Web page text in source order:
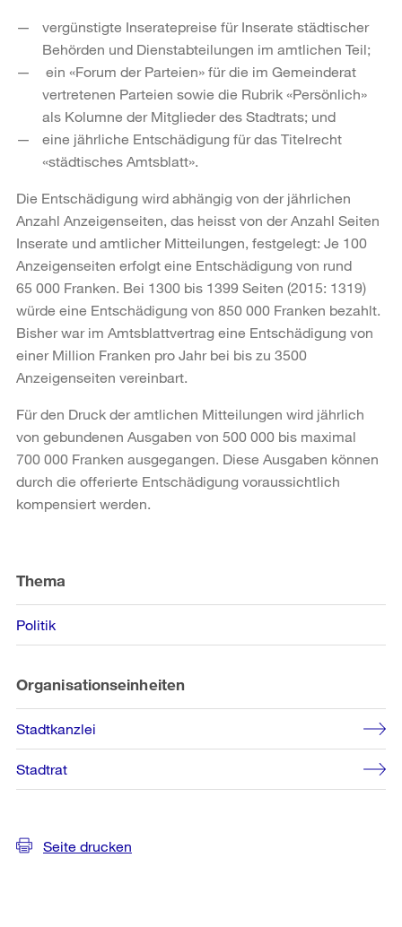
vergünstigte Inseratepreise für Inserate städtischer
Behörden und Dienstabteilungen im amtlichen Teil;
ein «Forum der Parteien» für die im Gemeinderat
vertretenen Parteien sowie die Rubrik «Persönlich»
als Kolumne der Mitglieder des Stadtrats; und
eine jährliche Entschädigung für das Titelrecht
«städtisches Amtsblatt».
Die Entschädigung wird abhängig von der jährlichen
Anzahl Anzeigenseiten, das heisst von der Anzahl Seiten
Inserate und amtlicher Mitteilungen, festgelegt: Je 100
Anzeigenseiten erfolgt eine Entschädigung von rund
65 000 Franken. Bei 1300 bis 1399 Seiten (2015: 1319)
würde eine Entschädigung von 850 000 Franken bezahlt.
Bisher war im Amtsblattvertrag eine Entschädigung von
einer Million Franken pro Jahr bei bis zu 3500
Anzeigenseiten vereinbart.
Für den Druck der amtlichen Mitteilungen wird jährlich
von gebundenen Ausgaben von 500 000 bis maximal
700 000 Franken ausgegangen. Diese Ausgaben können
durch die offerierte Entschädigung voraussichtlich
kompensiert werden.
Informationen
Thema
Politik
Organisationseinheiten
Stadtkanzlei
Stadtrat
Seite drucken